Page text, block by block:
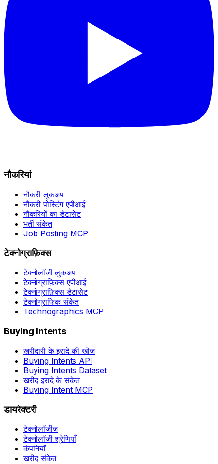
नौकरियां
नौकरी लुकअप
नौकरी पोस्टिंग एपीआई
नौकरियों का डेटासेट
भर्ती संकेत
Job Posting MCP
टेक्नोग्राफ़िक्स
टेक्नोलॉजी लुकअप
टेक्नोग्राफ़िक्स एपीआई
टेक्नोग्राफ़िक्स डेटासेट
टेक्नोग्राफिक संकेत
Technographics MCP
Buying Intents
खरीदारी के इरादे की खोज
Buying Intents API
Buying Intents Dataset
खरीद इरादे के संकेत
Buying Intent MCP
डायरेक्टरी
टेक्नोलॉजीज
टेक्नोलॉजी श्रेणियाँ
कंपनियाँ
खरीद संकेत